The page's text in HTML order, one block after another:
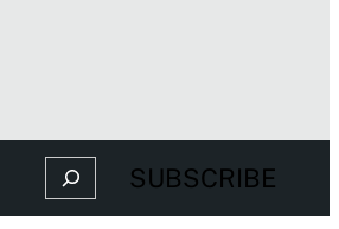
Search SUBSCRIBE